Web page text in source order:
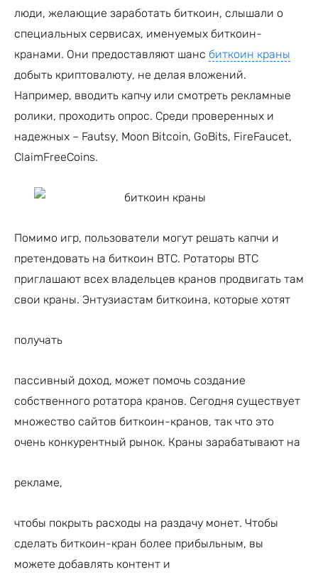
люди, желающие заработать биткоин, слышали о
специальных сервисах, именуемых биткоин-
кранами. Они предоставляют шанс биткоин краны
добыть криптовалюту, не делая вложений.
Например, вводить капчу или смотреть рекламные
ролики, проходить опрос. Среди проверенных и
надежных – Fautsy, Moon Bitcoin, GoBits, FireFaucet,
ClaimFreeCoins.
Помимо игр, пользователи могут решать капчи и
претендовать на биткоин BTC. Ротаторы BTC
приглашают всех владельцев кранов продвигать там
свои краны. Энтузиастам биткоина, которые хотят
получать
пассивный доход, может помочь создание
собственного ротатора кранов. Сегодня существует
множество сайтов биткоин-кранов, так что это
очень конкурентный рынок. Краны зарабатывают на
рекламе,
чтобы покрыть расходы на раздачу монет. Чтобы
сделать биткоин-кран более прибыльным, вы
можете добавлять контент и